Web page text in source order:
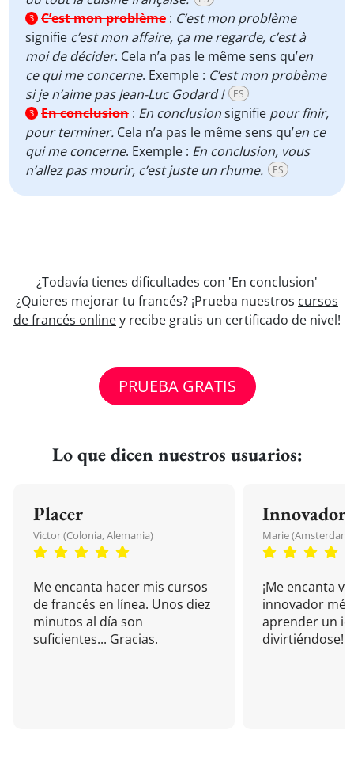
3 C’est mon problème : C’est mon problème
signifie c’est mon affaire, ça me regarde, c’est à
moi de décider. Cela n’a pas le même sens qu’en
ce qui me concerne. Exemple : C’est mon probème
si je n’aime pas Jean-Luc Godard !
ES
3 En conclusion : En conclusionsignifie pour finir,
pour terminer. Cela n’a pas le même sens qu’en ce
qui me concerne. Exemple : En conclusion, vous
n’allez pas mourir, c’est juste un rhume.
ES
¿Todavía tienes dificultades con 'En conclusion'
¿Quieres mejorar tu francés? ¡Prueba nuestros cursos
de francés onliney recibe gratis un certificado de nivel!
PRUEBA GRATIS
Lo que dicen nuestros usuarios:
Placer
Victor (Colonia, Alemania)
Me encanta hacer mis cursos
de francés en línea. Unos diez
minutos al día son
suficientes... Gracias.
Innovador
Marie (Amsterdam,
¡Me encanta
innovador
aprender un
divirtiéndose!